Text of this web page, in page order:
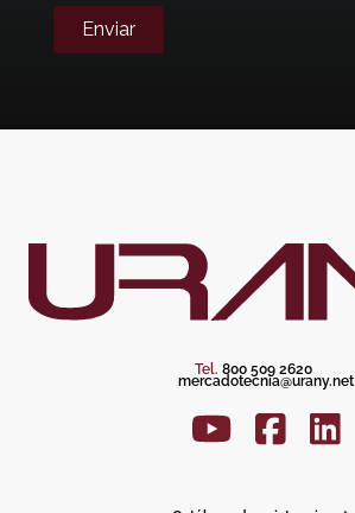
Enviar
Tel. 800 509 2620
mercadotecnia@urany.net